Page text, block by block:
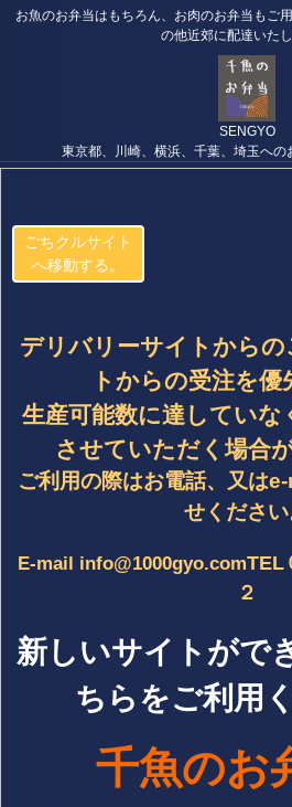
お魚のお弁当はもちろん、お肉のお弁当もご
の他近郊に配達いたし
SENGYO
東京都、川崎、横浜、千葉、埼玉への
ごちクルサイト
へ移動する。
デリバリーサイトからの
トからの受注を
生産可能数に達していな
させていただく場合
ご利用の際はお電話、又は
せください
E-mail info@1000gyo.comTEL
２
新しいサイトがで
ちらをご利用
千魚の